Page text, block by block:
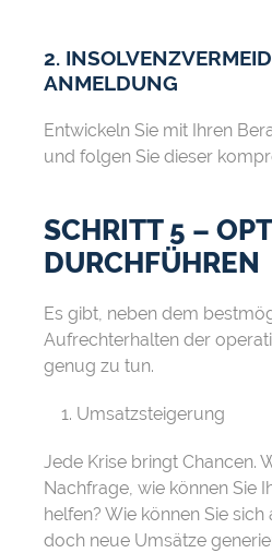
2.
ANMELDUNG
Entwickeln Sie mit Ihren
und folgen Sie dieser
SCHRITT 5 –
DURCHFÜHREN
Es gibt, neben dem
Aufrechterhalten der
genug zu tun.
Umsatzsteigerung
Jede Krise bringt Chancen.
Nachfrage, wie können Sie
helfen? Wie können Sie
doch neue Umsätze